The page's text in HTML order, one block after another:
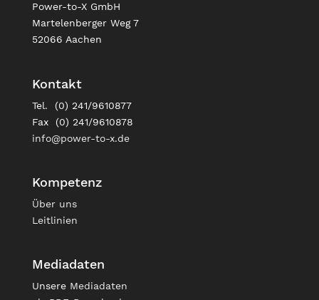
Power-to-X GmbH
Martelenberger Weg 7
52066 Aachen
Kontakt
Tel. (0) 241/9610877
Fax (0) 241/9610878
info@power-to-x.de
Kompetenz
Über uns
Leitlinien
Mediadaten
Unsere Mediadaten